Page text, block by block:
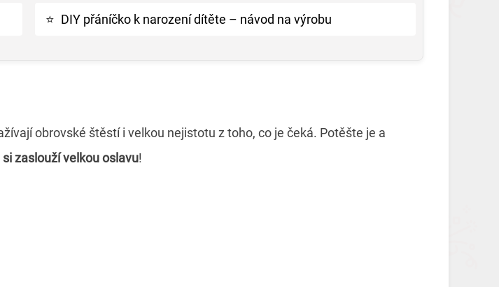
⭐ DIY přáníčko k narození dítěte – návod na výrobu
obrovské štěstí i velkou nejistotu z toho, co je čeká. Potěšte je a
si zaslouží velkou oslavu!